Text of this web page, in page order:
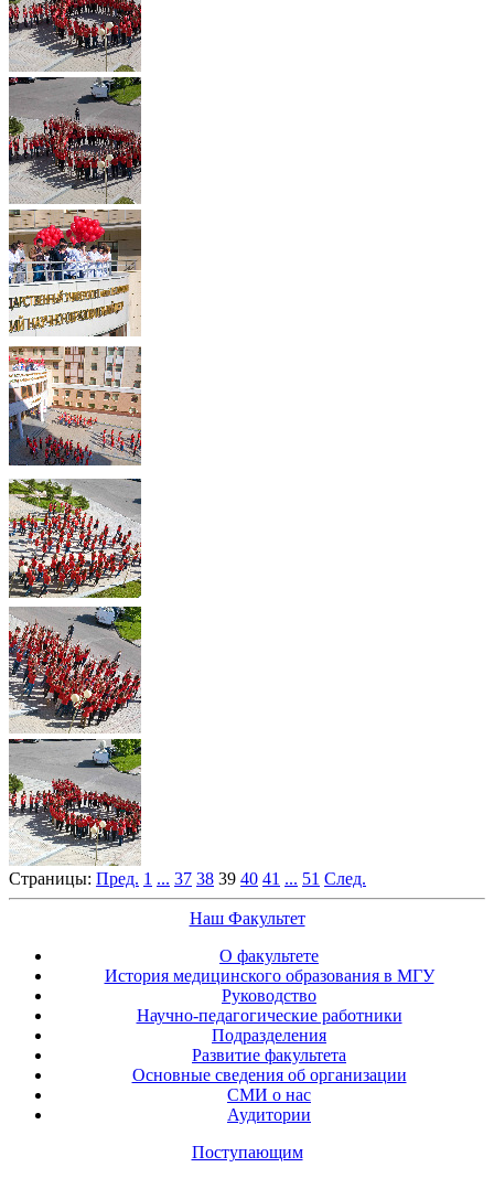
Страницы: Пред. 1 ... 37 38 39 40 41 ... 51 След.
Наш Факультет
О факультете
История медицинского образования в МГУ
Руководство
Научно-педагогические работники
Подразделения
Развитие факультета
Основные сведения об организации
СМИ о нас
Аудитории
Поступающим